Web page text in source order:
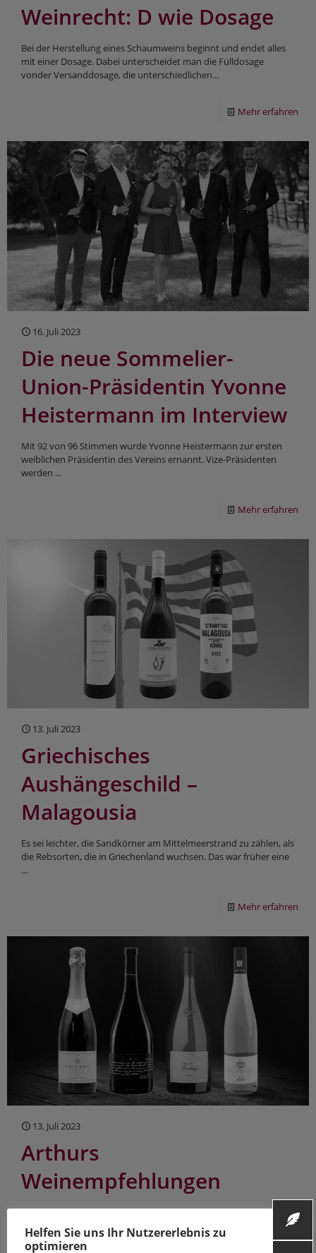
Weinrecht: D wie Dosage
Bei der Herstellung eines Schaumweins beginnt und endet alles
mit einer Dosage. Dabei unterscheidet man die Fülldosage
vonder Versanddosage, die unterschiedlichen...
Mehr erfahren
16. Juli 2023
Die neue Sommelier-
Union-Präsidentin Yvonne
Heistermann im Interview
Mit 92 von 96 Stimmen wurde Yvonne Heistermann zur ersten
weiblichen Präsidentin des Vereins ernannt. Vize-Präsidenten
werden ...
Mehr erfahren
13. Juli 2023
Griechisches
Aushängeschild –
Malagousia
Es sei leichter, die Sandkörner am Mittelmeerstrand zu zählen, als
die Rebsorten, die in Griechenland wuchsen. Das war früher eine
...
Mehr erfahren
13. Juli 2023
Arthurs
Weinempfehlungen
Top Weine, die mich begeistert haben – jeder ist für sich eine
Empfehlung wert ...
Helfen Sie uns Ihr Nutzererlebnis zu
optimieren